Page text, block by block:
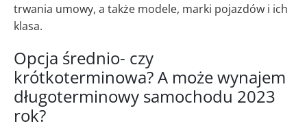
trwania umowy, a także modele, marki pojazdów i ich
klasa.
Opcja średnio- czy
krótkoterminowa? A może wynajem
długoterminowy samochodu 2023
rok?